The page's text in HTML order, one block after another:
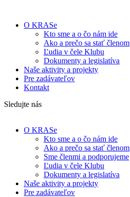
O KRASe
Kto sme a o čo nám ide
Ako a prečo sa stať členom
Ľudia v čele Klubu
Dokumenty a legislatíva
Naše aktivity a projekty
Pre zadávateľov
Kontakt
Sledujte nás
O KRASe
Kto sme a o čo nám ide
Ako a prečo sa stať členom
Sme členmi a podporujeme
Ľudia v čele Klubu
Dokumenty a legislatíva
Naše aktivity a projekty
Pre zadávateľov